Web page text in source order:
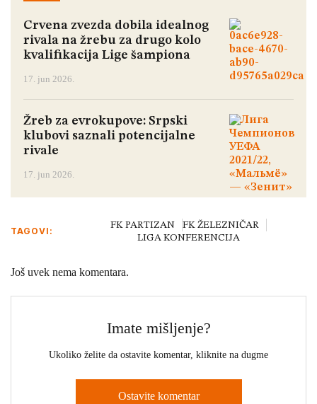
Crvena zvezda dobila idealnog
rivala na žrebu za drugo kolo
kvalifikacija Lige šampiona
17. jun 2026.
Žreb za evrokupove: Srpski
klubovi saznali potencijalne
rivale
17. jun 2026.
TAGOVI:
FK PARTIZAN
FK ŽELEZNIČAR
LIGA KONFERENCIJA
Još uvek nema komentara.
Imate mišljenje?
Ukoliko želite da ostavite komentar, kliknite na dugme
Ostavite komentar